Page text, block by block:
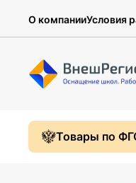
О компанииУсловия
Товары по